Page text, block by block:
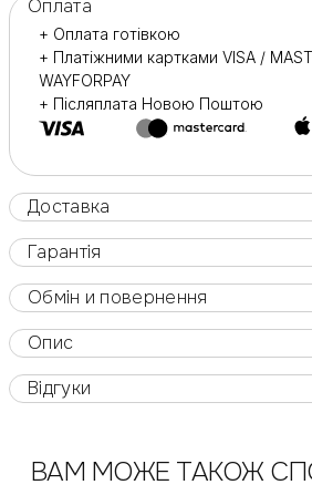
Галузь застосування :
Призначені для професійного
Також для домашніх манікюрно-
Оплата
+ Оплата готівкою
+ Платіжними картками VISA /
WAYFORPAY
+ Післяплата Новою Поштою
Доставка
Гарантія
Обмін и повернення
Опис
Відгуки
ВАМ МОЖЕ ТАКОЖ